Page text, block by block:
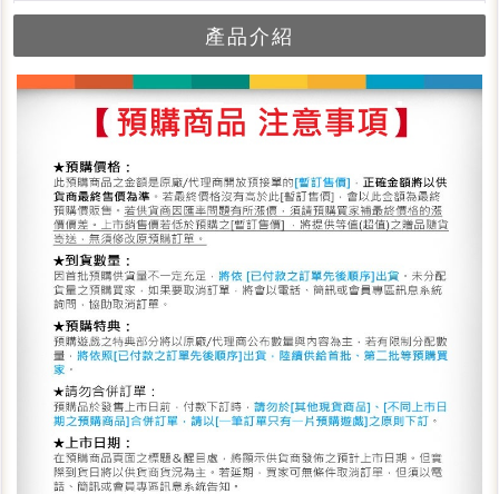
產品介紹